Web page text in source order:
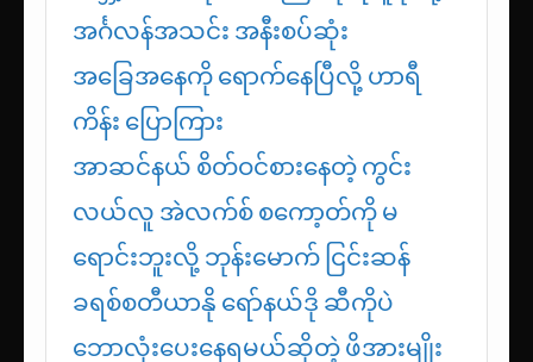
အင်္ဂလန်အသင်း အနီးစပ်ဆုံး
အခြေအနေကို ရောက်နေပြီလို့ ဟာရီ
ကိန်း ပြောကြား
အာဆင်နယ် စိတ်ဝင်စားနေတဲ့ ကွင်း
လယ်လူ အဲလက်စ် စကော့တ်ကို မ
ရောင်းဘူးလို့ ဘုန်းမောက် ငြင်းဆန်
ခရစ်စတီယာနို ရော်နယ်ဒို ဆီကိုပဲ
ဘောလုံးပေးနေရမယ်ဆိုတဲ့ ဖိအားမျိုး